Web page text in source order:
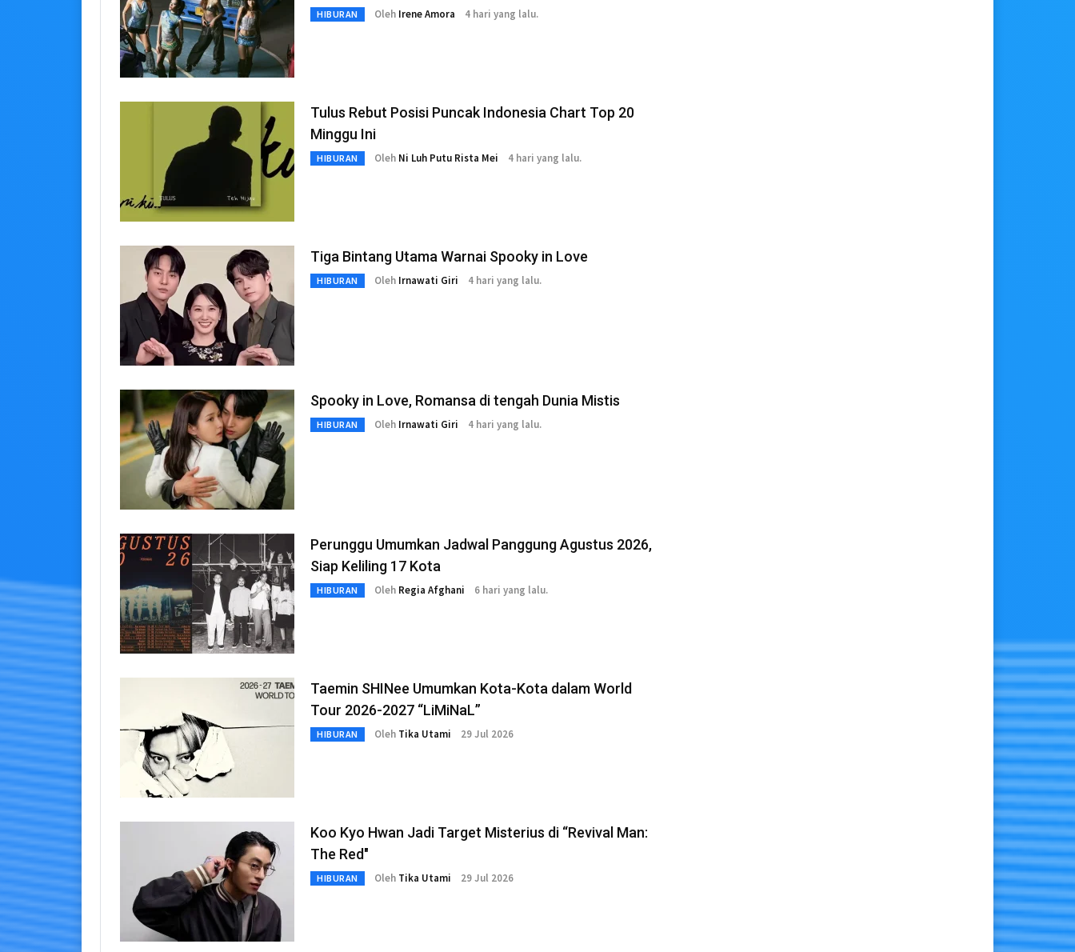
HIBURAN Oleh Irene Amora 4 hari yang lalu.
Tulus Rebut Posisi Puncak Indonesia Chart Top 20
Minggu Ini
HIBURAN Oleh Ni Luh Putu Rista Mei 4 hari yang lalu.
Tiga Bintang Utama Warnai Spooky in Love
HIBURAN Oleh Irnawati Giri 4 hari yang lalu.
Spooky in Love, Romansa di tengah Dunia Mistis
HIBURAN Oleh Irnawati Giri 4 hari yang lalu.
Perunggu Umumkan Jadwal Panggung Agustus 2026,
Siap Keliling 17 Kota
HIBURAN Oleh Regia Afghani 6 hari yang lalu.
Taemin SHINee Umumkan Kota-Kota dalam World
Tour 2026-2027 “LiMiNaL”
HIBURAN Oleh Tika Utami 29 Jul 2026
Koo Kyo Hwan Jadi Target Misterius di “Revival Man:
The Red"
HIBURAN Oleh Tika Utami 29 Jul 2026